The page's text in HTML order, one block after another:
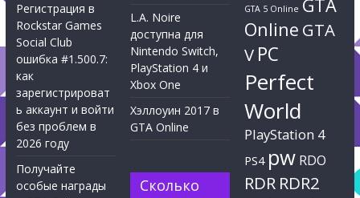
Регистрация в
Rockstar Games
Social Club
ошибка #1.500.7:
как
зарегистрироват
ь аккаунт и войти
без проблем в
2026 году
Получайте
особые награды
L.A. Noire
доступна для
Nintendo Switch,
PlayStation 4 и
Xbox One
Хэллоуин 2017 в
GTA Online
Сколько
GTA 5 Online GTA
Online GTA
V PC
Perfect
World
PlayStation 4
PS4 pw RDO
RDR RDR2